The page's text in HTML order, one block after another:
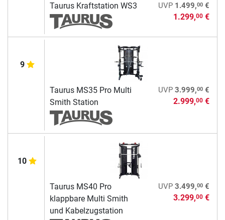
Taurus Kraftstation WS3 UVP 1.499,00€
1.299,00€
9
Taurus MS35 Pro Multi
Smith Station
UVP 3.999,00€
2.999,00€
10
Taurus MS40 Pro
klappbare Multi Smith
und Kabelzugstation
UVP 3.499,00€
3.299,00€